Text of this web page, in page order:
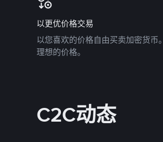
以更优价格交易
以您喜欢的价格自由买卖加密货
理想的价格。
C2C动态